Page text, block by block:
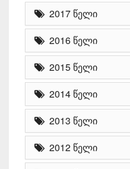
2017 წელი
2016 წელი
2015 წელი
2014 წელი
2013 წელი
2012 წელი